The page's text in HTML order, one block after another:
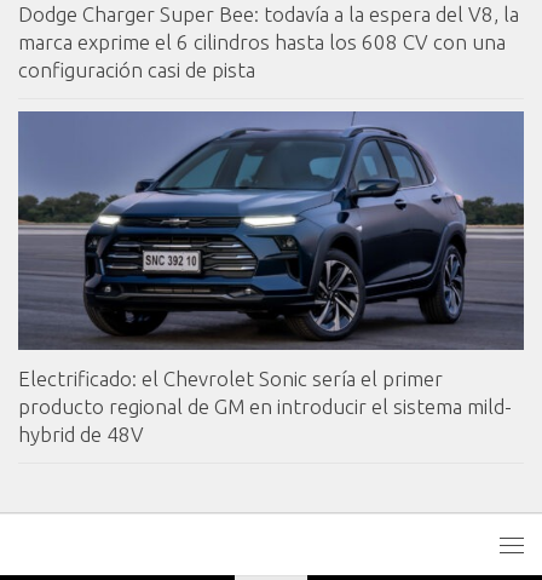
Dodge Charger Super Bee: todavía a la espera del V8, la
marca exprime el 6 cilindros hasta los 608 CV con una
configuración casi de pista
Electrificado: el Chevrolet Sonic sería el primer
producto regional de GM en introducir el sistema mild-
hybrid de 48V